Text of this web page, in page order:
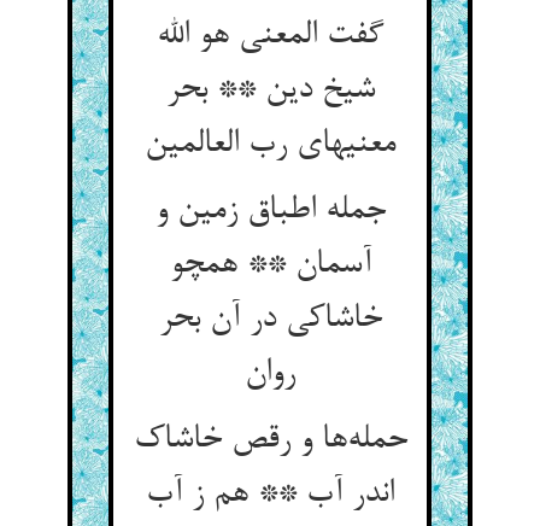
گفت المعنی هو الله
شیخ دین ** بحر
جمله اطباق زمین و
آسمان ** همچو
خاشاکی در آن بحر
حمله‌‌ها و رقص خاشاک
اندر آب ** هم ز آب